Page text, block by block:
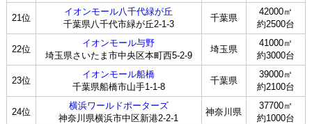
21位
イオンモール八千代緑が丘
千葉県八千代市緑が丘2-1-3
千葉県
42000㎡
約2500台
22位
イオンモール与野
埼玉県さいたま市中央区本町西5-2-9
埼玉県
41000㎡
約3000台
23位
イオンモール船橋
千葉県船橋市山手1-1-8
千葉県
39000㎡
約2100台
24位
横浜ワールドポーターズ
神奈川県横浜市中区新港2-2-1
神奈川県
37700㎡
約1000台